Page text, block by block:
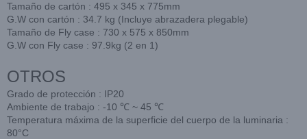
Tamaño de cartón : 495 x 345 x 775mm
G.W con cartón : 34.7 kg (Incluye abrazadera plegable)
Tamaño de Fly case : 730 x 575 x 850mm
G.W con Fly case : 97.9kg (2 en 1)
OTROS
Grado de protección : IP20
Ambiente de trabajo : -10 ℃ ~ 45 ℃
Temperatura máxima de la superficie del cuerpo de la luminaria :
80°C